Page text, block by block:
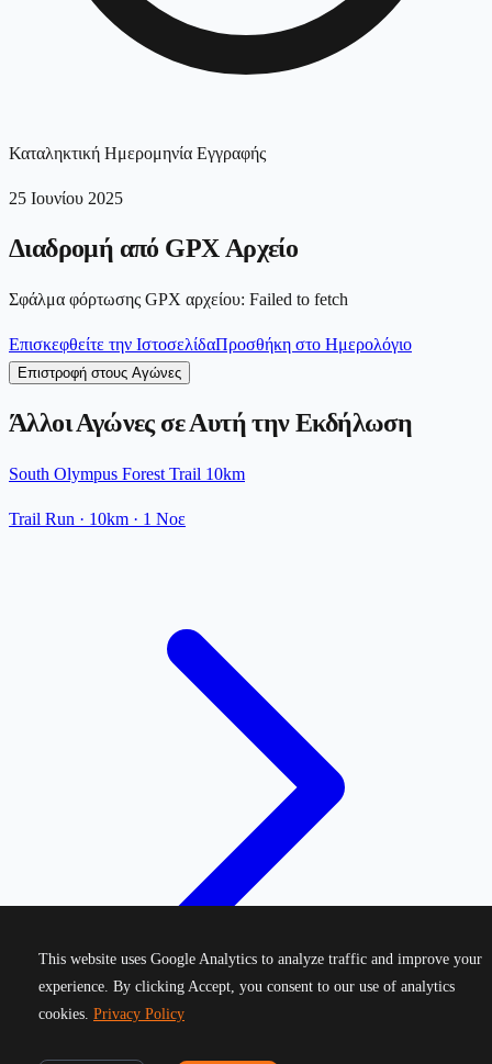
Καταληκτική Ημερομηνία Εγγραφής
25 Ιουνίου 2025
Διαδρομή από GPX Αρχείο
Σφάλμα φόρτωσης GPX αρχείου: Failed to fetch
Επισκεφθείτε την ΙστοσελίδαΠροσθήκη στο Ημερολόγιο
Επιστροφή στους Αγώνες
Άλλοι Αγώνες σε Αυτή την Εκδήλωση
South Olympus Forest Trail 10km
Trail Run · 10km · 1 Νοε
This website uses Google Analytics to analyze traffic and improve your
experience. By clicking Accept, you consent to our use of analytics
cookies. Privacy Policy